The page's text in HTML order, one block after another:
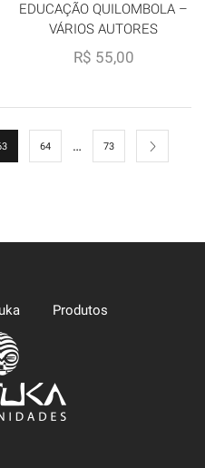
EDUCAÇÃO QUILOMBOLA –
VÁRIOS AUTORES
R$ 55,00
64 … 73
Produtos